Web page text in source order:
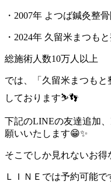
・2007年 よつば鍼灸整
・2024年 久留米まつも
総施術人数10万人以上
では、「久留米まつも
しております⛷️👣
下記のLINEの友達追加
願いいたします😁✨
そこでしか見れないお
ＬＩＮＥでは予約可能で